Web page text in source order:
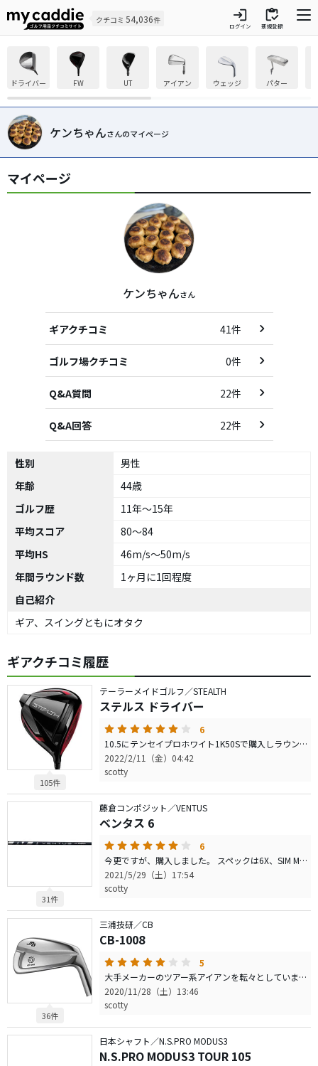
クチコミ 54,036件 login
ログイン
inventory
新規登録
ドライバー FW UT アイアン ウェッジ パター
ケンちゃんさんのマイページ
マイページ
ケンちゃんさん
ギアクチコミ 41件
ゴルフ場クチコミ 0件
Q&A質問 22件
Q&A回答 22件
性別
男性
年齢
44歳
ゴルフ歴
11年～15年
平均スコア
80～84
平均HS
46m/s～50m/s
年間ラウンド数
1ヶ月に1回程度
自己紹介
ギア、スイングともにオタク
ギアクチコミ履歴
105件
テーラーメイドゴルフ／STEALTH
ステルス ドライバー
6
10.5にテンセイプロホワイト1K50Sで購入しラウンドしました。 総重量308g、バランスD1.5 エースクラブのSIM MAX10.5ツアーAD IZ6Sとの比較です。 シャフトが硬くなった事と特性の違いもあるかもしれません。 ボールはスネルMTB Xです。 球は若干低く、掴まりは弱くなったように感じます。 ヘッドが小ぶりに見え、且つ今までよりも少しアップライトに見えます。こちらの方が構えやすい方もいるように思います。 SIM MAXは良くも悪くもお尻が重く少し鈍重な感覚ですが、ステルスは機敏に動き易く、叩くイメージが湧きやすいかもしれません。 積極的にフェースターンする方よりフェースターンを控えめにしたストレートフェードが打ちやすいように思います。 打感はSIM MAXよりもハッキリとした感触があります。よりインパクトが伝わる？ような感触です。 寛容性はSIM MAXの方が高いです。 特に下部ヒットは弱くなったかなと感じました。 低いティーアップや直ドラを多用するのですが、球が上がりにくくライナー系の弾道になりました。 SIM MAXの半分程の高さです。 肝心の飛距離性能は大差ないように思います。 操作性が高い代わりにミスヒット時はステルスの方が飛びません。 見た目が好みな事と、操作性の良さに価値を感じるので暫く使い続けてみたいと思います。 折角の高い買い物なので何とか使いこなしたいと思います。
2022/2/11（金）04:42
scotty
31件
藤倉コンポジット／VENTUS
ベンタス 6
6
今更ですが、購入しました。 スペックは6X、SIM Max10.5度に45.25で組みました。 当方トラックマンでHS44〜46なのでハードかなと思いましたが、かなり良かったです。 とにかく方向性が良いこと、ヘッドが捻れない。これに尽きるかなと思います。 ヘッドの芯を外してもヘッドが暴れる感じがほぼありません。 私見ですが、なんとなくアイアンぽく打てるような感触があります。 それと程よくしなる為、タイミングが取り易いです。 走り感は少ない為、振らないと飛びませんが、コントロールしたい時には余計なことをしないので非常に実戦なシャフトです。 捕まえてくれる、球を上げてくれるといったシャフトではない為、スイングの相性はあるかもしれません。 そこは注意が必要です。
2021/5/29（土）17:54
scotty
36件
三浦技研／CB
CB-1008
5
大手メーカーのツアー系アイアンを転々としていましたが、ずっと憧れていたので購入しました。３ラウンドしましたが非常に満足しています。易しさはAP2やP770（2016)と大して変わらないように思います。 敢えて言うなら縦の打点ミスには若干シビアかなと思います。 所謂難しいアイアンのカテゴリーだと思いますが、不思議なことに弾道が今までよりも高くなりました。しかしロングアイアンだけは難しかったです。 それ以外は私レベルでは分かりませんでした。リーディングエッジを落としてあるので抜けが良く、打感も非常に軽快な為、アイアンが上手になったような錯覚に陥ります笑 シャフトで見栄を張らなければ打つだけであればある程度のかたが使えると思います。 FP値や輪郭、ソールの削り等、オプションが多いのも魅力的です。 真の意味で使いこなすのはもっと上級者かもしれませんが、道具を愛でる楽しさもありお勧めです。
2020/11/28（土）13:46
scotty
日本シャフト／N.S.PRO MODUS3
N.S.PRO MODUS3 TOUR 105